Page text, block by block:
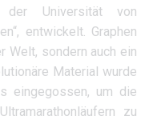
Universität von
entwickelt. Graphen
Welt, sondern auch ein
Material wurde
eingegossen, um die
zu